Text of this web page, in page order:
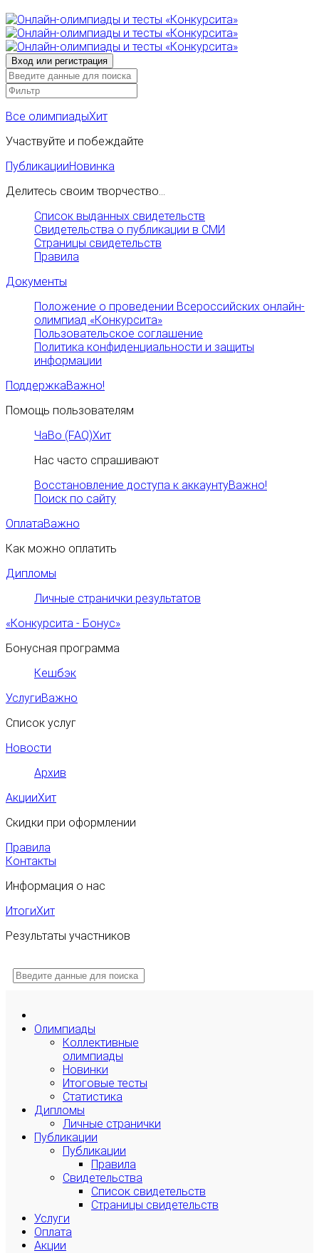
Все олимпиадыХит
Участвуйте и побеждайте
ПубликацииНовинка
Делитесь своим творчество...
Список выданных свидетельств
Свидетельства о публикации в СМИ
Страницы свидетельств
Правила
Документы
Положение о проведении Всероссийских онлайн-
олимпиад «Конкурсита»
Пользовательское соглашение
Политика конфиденциальности и защиты
информации
ПоддержкаВажно!
Помощь пользователям
ЧаВо (FAQ)Хит
Нас часто спрашивают
Восстановление доступа к аккаунтуВажно!
Поиск по сайту
ОплатаВажно
Как можно оплатить
Дипломы
Личные странички результатов
«Конкурсита - Бонус»
Бонусная программа
Кешбэк
УслугиВажно
Список услуг
Новости
Архив
АкцииХит
Скидки при оформлении
Правила
Контакты
Информация о нас
ИтогиХит
Результаты участников
Олимпиады
Коллективные
олимпиады
Новинки
Итоговые тесты
Статистика
Дипломы
Личные странички
Публикации
Публикации
Правила
Свидетельства
Список свидетельств
Страницы свидетельств
Услуги
Оплата
Акции